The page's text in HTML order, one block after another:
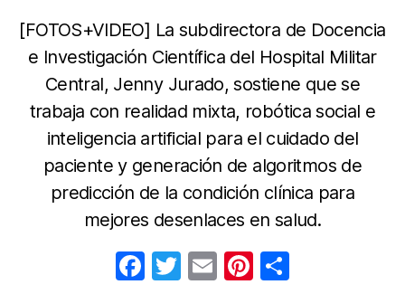
[FOTOS+VIDEO] La subdirectora de Docencia
e Investigación Científica del Hospital Militar
Central, Jenny Jurado, sostiene que se
trabaja con realidad mixta, robótica social e
inteligencia artificial para el cuidado del
paciente y generación de algoritmos de
predicción de la condición clínica para
mejores desenlaces en salud.
F T E Pi